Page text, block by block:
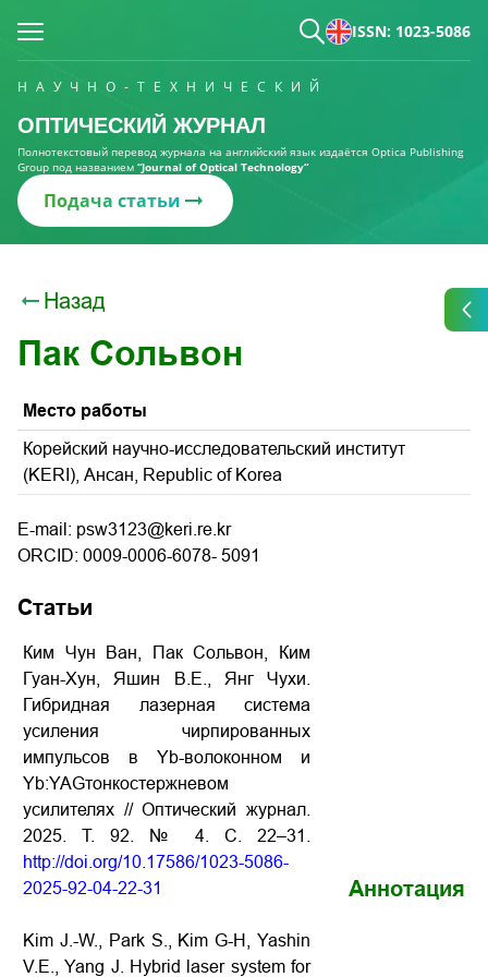
ISSN: 1023-5086
НАУЧНО-ТЕХНИЧЕСКИЙ
ОПТИЧЕСКИЙ ЖУРНАЛ
Полнотекстовый перевод журнала на английский язык издаётся Optica Publishing
Group под названием “Journal of Optical Technology“
Подача статьи
Назад
Пак Сольвон
Место работы
Корейский научно-исследовательский институт
(KERI), Ансан, Republic of Korea
E-mail: psw3123@keri.re.kr
ORCID: 0009-0006-6078- 5091
Статьи
Ким Чун Ван, Пак Сольвон, Ким
Гуан-Хун, Яшин В.Е., Янг Чухи.
Гибридная лазерная система
усиления чирпированных
импульсов в Yb-волоконном и
Yb:YAGтонкостержневом
усилителях // Оптический журнал.
2025. Т. 92. № 4. С. 22–31.
http://doi.org/10.17586/1023-5086-
2025-92-04-22-31
Kim J.-W., Park S., Kim G-H, Yashin
V.E., Yang J. Hybrid laser system for
Аннотация